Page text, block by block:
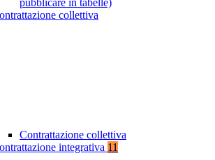
pubblicare in tabelle)
collettiva
Contrattazione collettiva
integrativa 11